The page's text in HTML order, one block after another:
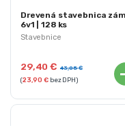
Stavebnice
Drevená stavebnica
6v1 | 128 ks
29,40€ 43,05€
(23,90€bez DPH)